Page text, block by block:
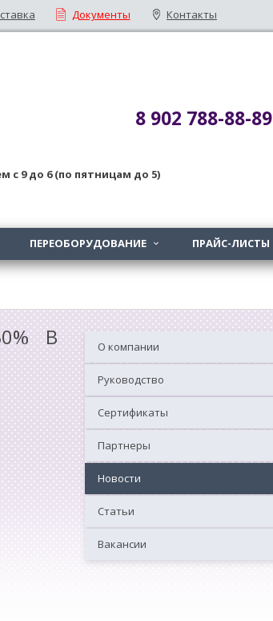
Документы Контакты
8 902 788-88-89
с 9до 6 (по пятницам до 5)
ПЕРЕОБОРУДОВАНИЕ  ПРАЙС-ЛИСТЫ
О компании
Руководство
Сертификаты
Партнеры
Новости
Статьи
Вакансии
В